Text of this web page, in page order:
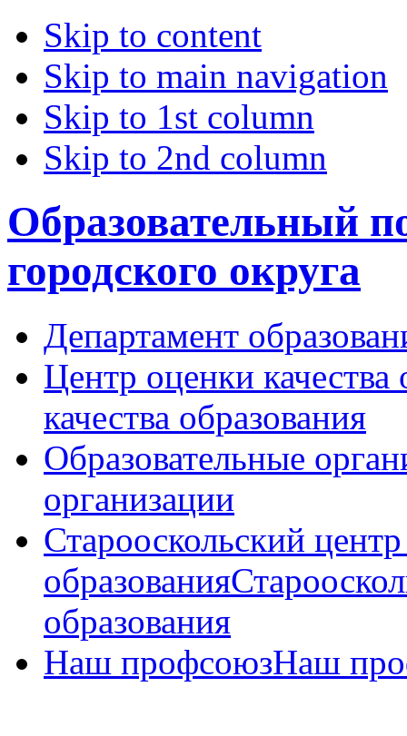
Skip to content
Skip to main navigation
Skip to 1st column
Skip to 2nd column
Образовательный
городского округа
Департамент
Центр оценки качества
качества образования
Образовательные
организации
Старооскольский
образования
образования
Наш профсоюзНаш